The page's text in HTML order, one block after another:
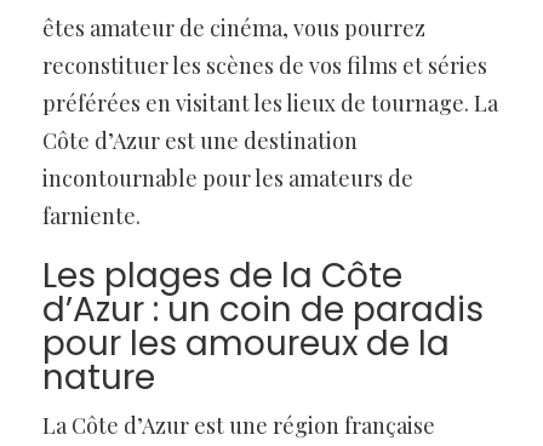
êtes amateur de cinéma, vous pourrez
reconstituer les scènes de vos films et séries
préférées en visitant les lieux de tournage. La
Côte d’Azur est une destination
incontournable pour les amateurs de
farniente.
Les plages de la Côte
d’Azur : un coin de paradis
pour les amoureux de la
nature
La Côte d’Azur est une région française